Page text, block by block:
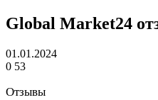
Global Market24
01.01.2024
0 53
Отзывы